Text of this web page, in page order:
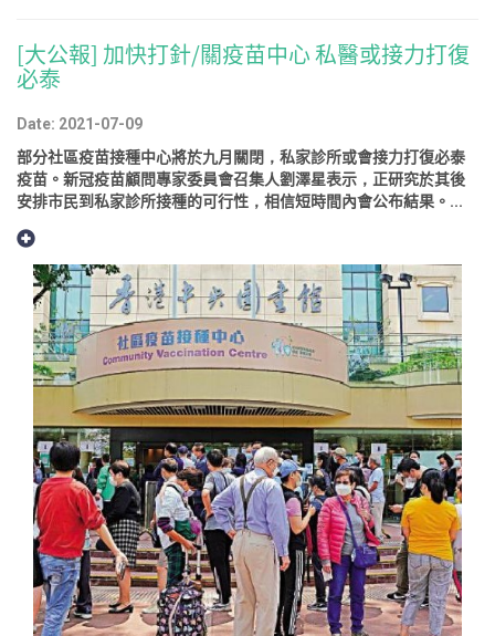
[大公報] 加快打針/關疫苗中心 私醫或接力打復
必泰
Date: 2021-07-09
部分社區疫苗接種中心將於九月關閉，私家診所或會接力打復必泰
疫苗。新冠疫苗顧問專家委員會召集人劉澤星表示，正研究於其後
安排市民到私家診所接種的可行性，相信短時間內會公布結果。...